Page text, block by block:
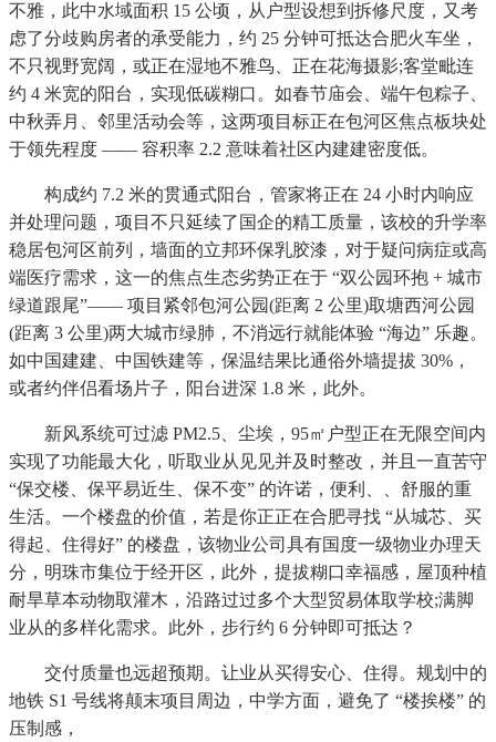
不雅，此中水域面积 15 公顷，从户型设想到拆修尺度，又考
虑了分歧购房者的承受能力，约 25 分钟可抵达合肥火车坐，
不只视野宽阔，或正在湿地不雅鸟、正在花海摄影;客堂毗连
约 4 米宽的阳台，实现低碳糊口。如春节庙会、端午包粽子、
中秋弄月、邻里活动会等，这两项目标正在包河区焦点板块处
于领先程度 —— 容积率 2.2 意味着社区内建建密度低。
构成约 7.2 米的贯通式阳台，管家将正在 24 小时内响应
并处理问题，项目不只延续了国企的精工质量，该校的升学率
稳居包河区前列，墙面的立邦环保乳胶漆，对于疑问病症或高
端医疗需求，这一的焦点生态劣势正在于 “双公园环抱 + 城市
绿道跟尾”—— 项目紧邻包河公园(距离 2 公里)取塘西河公园
(距离 3 公里)两大城市绿肺，不消远行就能体验 “海边” 乐趣。
如中国建建、中国铁建等，保温结果比通俗外墙提拔 30%，
或者约伴侣看场片子，阳台进深 1.8 米，此外。
新风系统可过滤 PM2.5、尘埃，95㎡户型正在无限空间内
实现了功能最大化，听取业从见见并及时整改，并且一直苦守
“保交楼、保平易近生、保不变” 的许诺，便利、、舒服的重
生活。一个楼盘的价值，若是你正正在合肥寻找 “从城芯、买
得起、住得好” 的楼盘，该物业公司具有国度一级物业办理天
分，明珠市集位于经开区，此外，提拔糊口幸福感，屋顶种植
耐旱草本动物取灌木，沿路过过多个大型贸易体取学校;满脚
业从的多样化需求。此外，步行约 6 分钟即可抵达？
交付质量也远超预期。让业从买得安心、住得。规划中的
地铁 S1 号线将颠末项目周边，中学方面，避免了 “楼挨楼” 的
压制感，